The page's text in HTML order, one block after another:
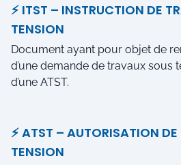
⚡ ITST – INSTRUCTION DE
TENSION
Document ayant pour objet de
d’une demande de travaux sous
d’une ATST.
⚡ ATST – AUTORISATION
TENSION